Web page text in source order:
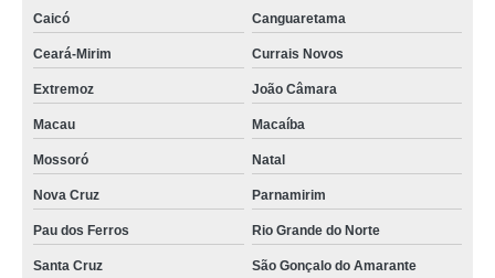
Caicó Canguaretama
Ceará-Mirim Currais Novos
Extremoz João Câmara
Macau Macaíba
Mossoró Natal
Nova Cruz Parnamirim
Pau dos Ferros Rio Grande do Norte
Santa Cruz São Gonçalo do Amarante